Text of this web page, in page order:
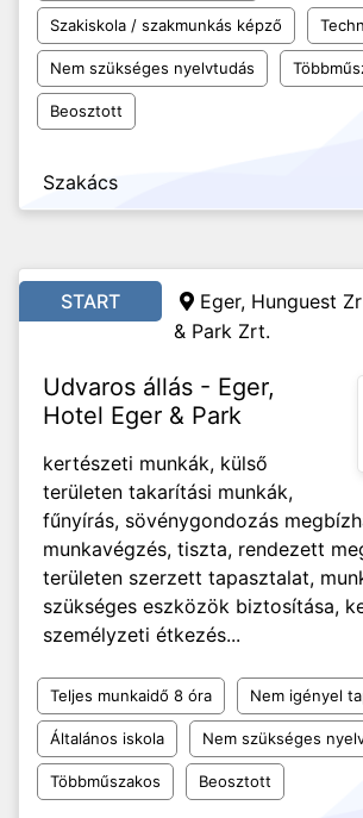
Szakiskola / szakmunkás képző
Nem szükséges nyelvtudás
Beosztott
Szakács
START
Eger, Hunguest
& Park Zrt.
Udvaros állás - Eger,
Hotel Eger & Park
kertészeti munkák, külső
területen takarítási munkák,
fűnyírás, sövénygondozás
munkavégzés, tiszta, rendezett
területen szerzett tapasztalat,
szükséges eszközök biztosítása,
személyzeti étkezés...
Teljes munkaidő 8 óra Nem igényel
Általános iskola Nem szükséges
Többműszakos Beosztott